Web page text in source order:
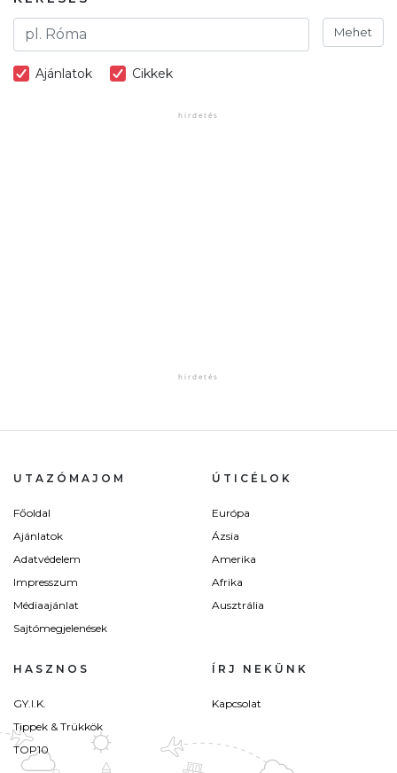
Mehet
Ajánlatok Cikkek
UTAZÓMAJOM
Főoldal
Ajánlatok
Adatvédelem
Impresszum
Médiaajánlat
Sajtómegjelenések
ÚTICÉLOK
Európa
Ázsia
Amerika
Afrika
Ausztrália
HASZNOS
GY.I.K.
Tippek & Trükkök
TOP10
ÍRJ NEKÜNK
Kapcsolat